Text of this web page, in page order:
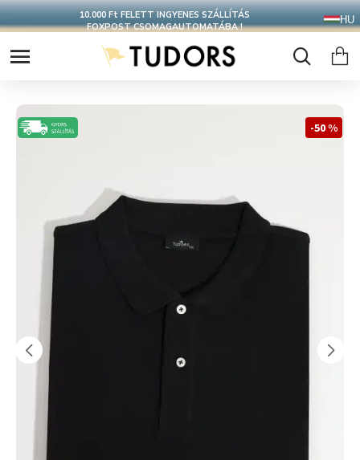
10.000 Ft FELETT INGYENES SZÁLLÍTÁS
FOXPOST CSOMAGAUTOMATÁBA !
HU
-50 %